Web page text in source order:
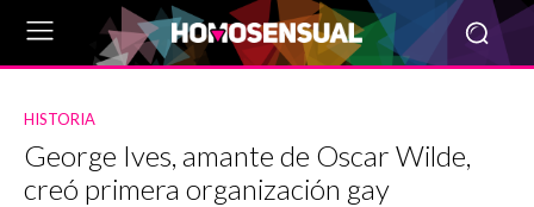
HISTORIA
George Ives, amante de Oscar Wilde,
creó primera organización gay